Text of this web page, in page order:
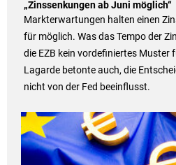
„Zinssenkungen ab Juni möglich“
Markterwartungen halten einen
für möglich. Was das Tempo der
die EZB kein vordefiniertes Muster
Lagarde betonte auch, die
nicht von der Fed beeinflusst.